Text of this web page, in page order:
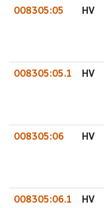
008305:05 HV
008305:05.1 HV
008305:06 HV
008305:06.1 HV